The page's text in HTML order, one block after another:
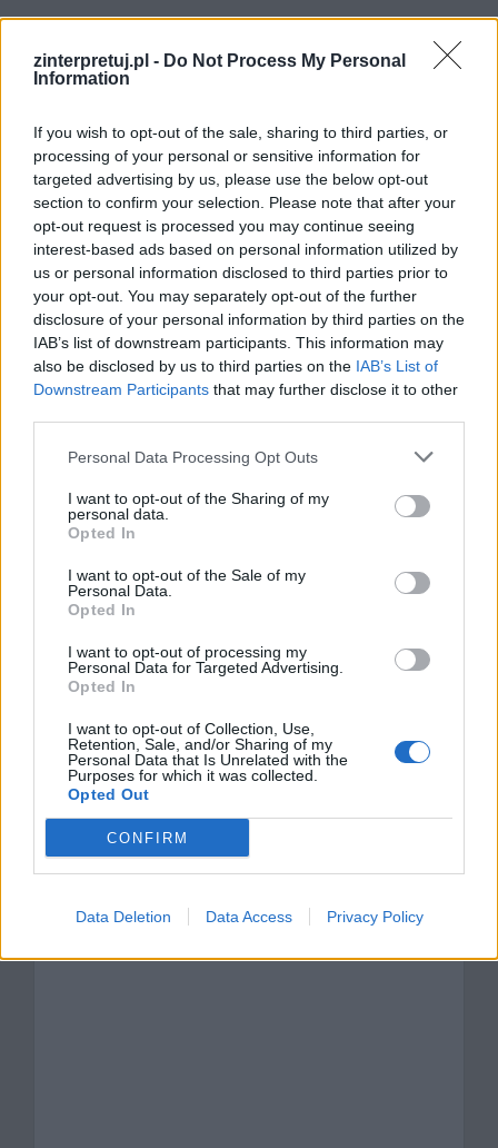
zinterpretuj.pl - Do Not Process My Personal
Information
If you wish to opt-out of the sale, sharing to third parties, or
processing of your personal or sensitive information for
targeted advertising by us, please use the below opt-out
section to confirm your selection. Please note that after your
opt-out request is processed you may continue seeing
interest-based ads based on personal information utilized by
us or personal information disclosed to third parties prior to
your opt-out. You may separately opt-out of the further
disclosure of your personal information by third parties on the
IAB’s list of downstream participants. This information may
also be disclosed by us to third parties on the IAB’s List of
Downstream Participants that may further disclose it to other
Personal Data Processing Opt Outs
I want to opt-out of the Sharing of my
personal data.
Opted In
I want to opt-out of the Sale of my
Personal Data.
Opted In
I want to opt-out of processing my
Personal Data for Targeted Advertising.
Opted In
I want to opt-out of Collection, Use,
Retention, Sale, and/or Sharing of my
Personal Data that Is Unrelated with the
Purposes for which it was collected.
Opted Out
CONFIRM
Data Deletion Data Access Privacy Policy
Czytaj także:
Michał Szuman – charakterystyka
Charakterystyka Marianny z Lalki
Lalka – streszczenie
Omów zagadnienie na podstawie Lalki
Bolesława Prusa
Kategorie
opracowania
Tagi
Bolesław Prus, Lalka - opracowanie
Helena Stawska – charakterystyka
Michał Szuman – charakterystyka
Dodaj komentarz
Komentarz